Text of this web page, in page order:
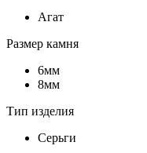
Агат
Размер камня
6мм
8мм
Тип изделия
Серьги